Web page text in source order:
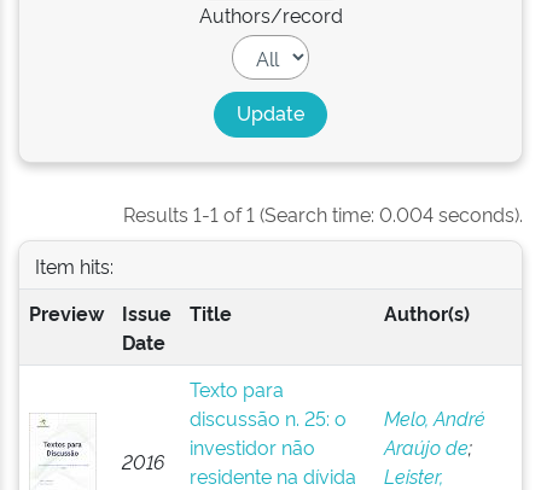
Authors/record
Results 1-1 of 1 (Search time: 0.004 seconds).
Item hits:
Preview
Issue
Date
Title Author(s)
2016
Texto para
discussão n. 25: o
investidor não
residente na dívida
Melo, André
Araújo de;
Leister,